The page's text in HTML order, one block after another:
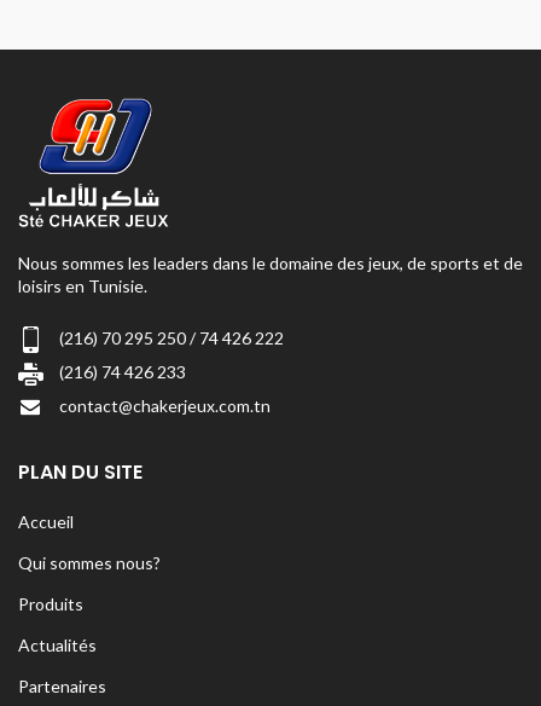
Nous sommes les leaders dans le domaine des jeux, de sports et de
loisirs en Tunisie.
(216) 70 295 250 / 74 426 222
(216) 74 426 233
contact@chakerjeux.com.tn
PLAN DU SITE
Accueil
Qui sommes nous?
Produits
Actualités
Partenaires